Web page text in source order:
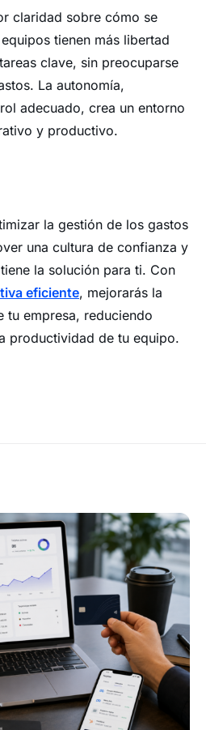
claridad sobre cómo se
tienen más libertad
clave, sin preocuparse
La autonomía,
adecuado, crea un entorno
y productivo.
la gestión de los gastos
una cultura de confianza y
tiene la solución para ti. Con
eficiente, mejorarás la
tu empresa, reduciendo
productividad de tu equipo.